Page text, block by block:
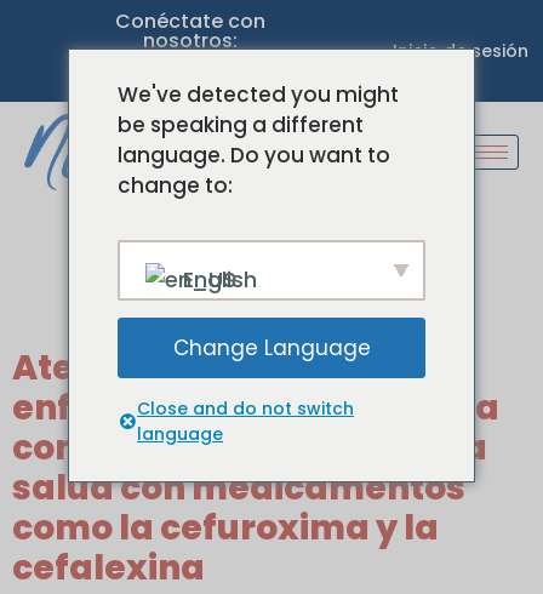
Conéctate con
nosotros: Inicio de sesión
Etiqueta:
Cefuroxima
Atención virtual para
enfermedades crónicas: La
comodidad de controlar la
salud con medicamentos
como la cefuroxima y la
cefalexina
We've detected you might
be speaking a different
language. Do you want to
change to:
English
Change Language
Close and do not switch
language